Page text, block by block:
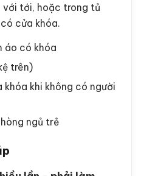
tới, hoặc trong tủ
cửa khóa.
áo có khóa
trên)
khi không có người
ngủ trẻ